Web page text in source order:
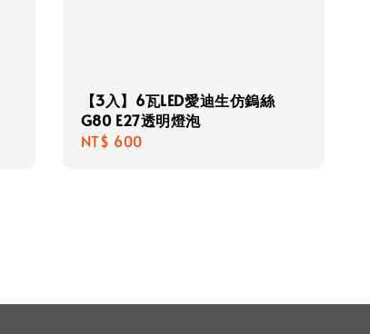
【3入】6瓦LED愛迪生仿鎢絲
G80 E27透明燈泡
Regular
NT$ 600